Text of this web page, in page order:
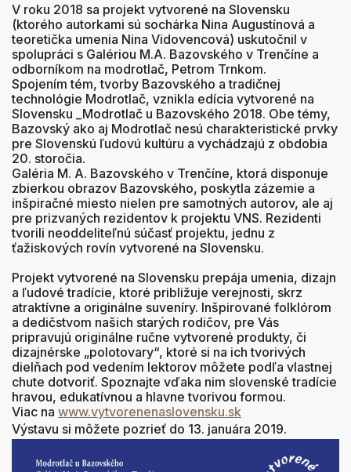
V roku 2018 sa projekt vytvorené na Slovensku
(ktorého autorkami sú sochárka Nina Augustínová a
teoretička umenia Nina Vidovencová) uskutočnil v
spolupráci s Galériou M.A. Bazovského v Trenčíne a
odborníkom na modrotlač, Petrom Trnkom.
Spojením tém, tvorby Bazovského a tradičnej
technológie Modrotlač, vznikla edícia vytvorené na
Slovensku _Modrotlač u Bazovského 2018. Obe témy,
Bazovský ako aj Modrotlač nesú charakteristické prvky
pre Slovenskú ľudovú kultúru a vychádzajú z obdobia
20. storočia.
Galéria M. A. Bazovského v Trenčíne, ktorá disponuje
zbierkou obrazov Bazovského, poskytla zázemie a
inšpiračné miesto nielen pre samotných autorov, ale aj
pre prizvaných rezidentov k projektu VNS. Rezidenti
tvorili neoddeliteľnú súčasť projektu, jednu z
ťažiskových rovín vytvorené na Slovensku.
Projekt vytvorené na Slovensku prepája umenia, dizajn
a ľudové tradície, ktoré približuje verejnosti, skrz
atraktívne a originálne suveníry. Inšpirované folklórom
a dedičstvom našich starých rodičov, pre Vás
pripravujú originálne ručne vytvorené produkty, či
dizajnérske „polotovary“, ktoré si na ich tvorivých
dielňach pod vedením lektorov môžete podľa vlastnej
chute dotvoriť. Spoznajte vďaka nim slovenské tradície
hravou, edukatívnou a hlavne tvorivou formou.
Viac na www.vytvorenenaslovensku.sk
Výstavu si môžete pozrieť do 13. januára 2019.